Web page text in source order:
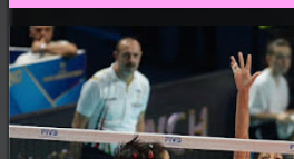
P
o
s